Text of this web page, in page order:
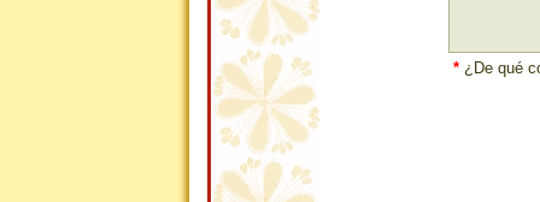
* ¿De qué